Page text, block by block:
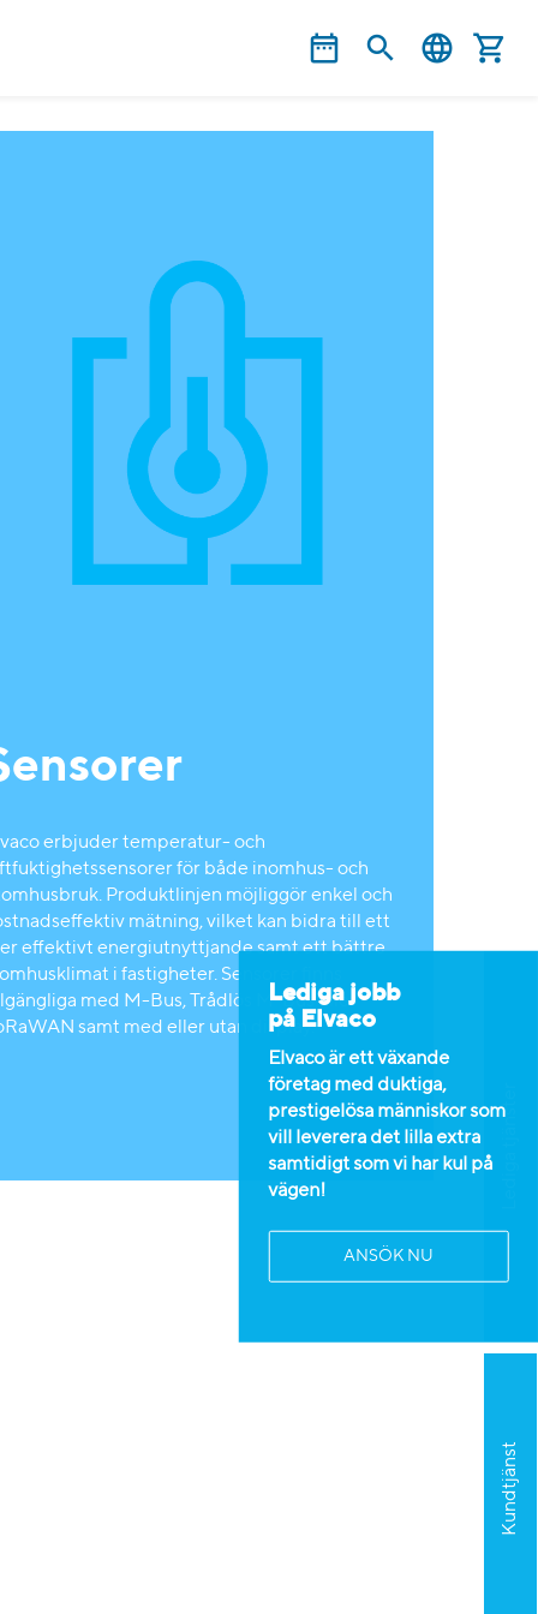
Kundtjänst
Lediga tjänster
Lediga jobb
på Elvaco
Elvaco är ett växande
företag med duktiga,
prestigelösa människor som
vill leverera det lilla extra
samtidigt som vi har kul på
vägen!
ANSÖK NU
erbjuder temperatur- och
för både inomhus- och
Produktlinjen möjliggör enkel och
mätning, vilket kan bidra till ett
effektivt energiutnyttjande samt ett bättre
i fastigheter. Sensorer finns
med M-Bus, Trådlös M-Bus eller
samt med eller utan display.